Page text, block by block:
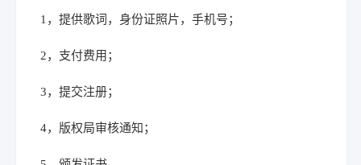
1，提供歌词，身份证照片，手机号；
2，支付费用；
3，提交注册；
4，版权局审核通知；